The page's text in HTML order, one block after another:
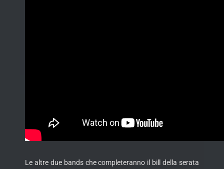
Le altre due bands che completeranno il bill della serata